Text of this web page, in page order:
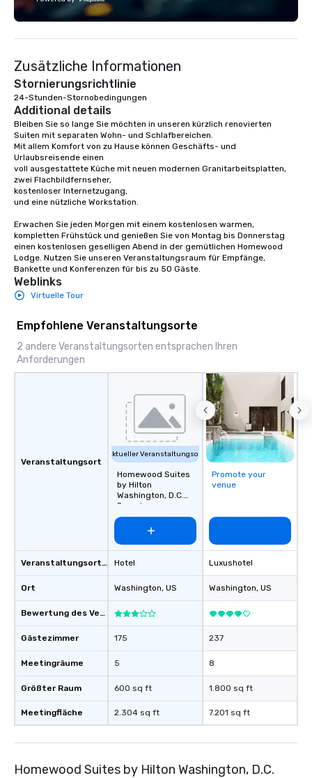
Zusätzliche Informationen
Stornierungsrichtlinie
24-Stunden-Stornobedingungen
Additional details
Bleiben Sie so lange Sie möchten in unseren kürzlich renovierten
Suiten mit separaten Wohn- und Schlafbereichen.
Mit allem Komfort von zu Hause können Geschäfts- und
Urlaubsreisende einen
voll ausgestattete Küche mit neuen modernen Granitarbeitsplatten,
zwei Flachbildfernseher,
kostenloser Internetzugang,
und eine nützliche Workstation.
Erwachen Sie jeden Morgen mit einem kostenlosen warmen,
kompletten Frühstück und genießen Sie von Montag bis Donnerstag
einen kostenlosen geselligen Abend in der gemütlichen Homewood
Lodge. Nutzen Sie unseren Veranstaltungsraum für Empfänge,
Bankette und Konferenzen für bis zu 50 Gäste.
Weblinks
Virtuelle Tour
Empfohlene Veranstaltungsorte
2 andere Veranstaltungsorten entsprachen Ihren
Anforderungen
Veranstaltungsort
Veranstaltungsortstyp
Ort
Bewertung des Veranstaltungsortes
Gästezimmer
Meetingräume
Größter Raum
Meetingfläche
Aktueller Veranstaltungsort
Homewood Suites
by Hilton
Washington, D.C.
Downtown
Hotel
Washington, US
175
5
600 sq ft
2.304 sq ft
Promote your
venue
Luxushotel
Washington, US
237
8
1.800 sq ft
7.201 sq ft
Homewood Suites by Hilton Washington, D.C.